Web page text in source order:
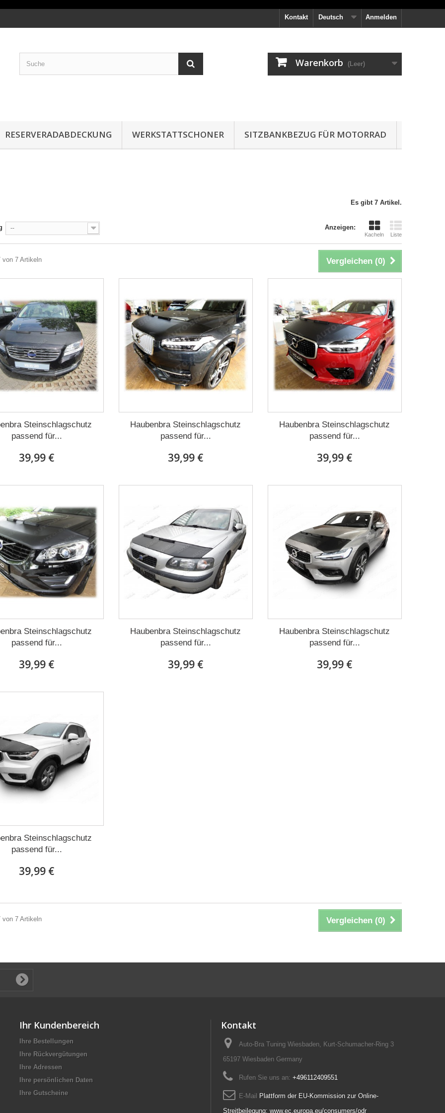
Anmelden
Deutsch
Kontakt
Warenkorb (Leer)
RESERVERADABDECKUNG WERKSTATTSCHONER SITZBANKBEZUG FÜR MOTORRAD
Es gibt 7 Artikel.
Anzeigen:
Kacheln Liste
--
Vergleichen (0)
von 7 Artikeln
Steinschlagschutz
passend für...
39,99 €
Haubenbra Steinschlagschutz
passend für...
39,99 €
Haubenbra Steinschlagschutz
passend für...
39,99 €
Steinschlagschutz
passend für...
39,99 €
Haubenbra Steinschlagschutz
passend für...
39,99 €
Haubenbra Steinschlagschutz
passend für...
39,99 €
Steinschlagschutz
passend für...
39,99 €
Vergleichen (0)
von 7 Artikeln
Ihr Kundenbereich
Ihre Bestellungen
Ihre Rückvergütungen
Ihre Adressen
Ihre persönlichen Daten
Ihre Gutscheine
Kontakt
Auto-Bra Tuning Wiesbaden, Kurt-Schumacher-Ring 3
65197 Wiesbaden Germany
Rufen Sie uns an: +496112409551
E-Mail
Plattform der EU-Kommission zur Online-
Streitbeilegung: www.ec.europa.eu/consumers/odr